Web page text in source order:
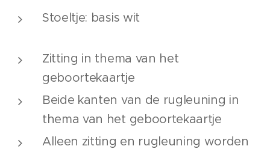
Stoeltje: basis wit
Zitting in thema van het
geboortekaartje
Beide kanten van de rugleuning in
thema van het geboortekaartje
Alleen zitting en rugleuning worden